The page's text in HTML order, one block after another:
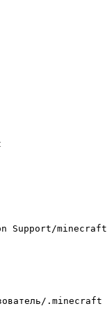
Support/minecraft
.minecraft